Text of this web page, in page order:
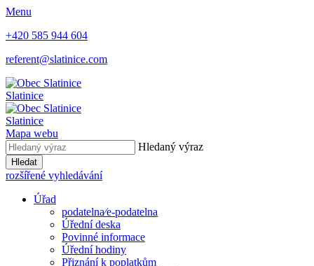
Menu
+420 585 944 604
referent@slatinice.com
Slatinice
Slatinice
Mapa webu
Hledaný výraz
Hledat
rozšířené vyhledávání
Úřad
podatelna⁄e-podatelna
Úřední deska
Povinné informace
Úřední hodiny
Přiznání k poplatkům